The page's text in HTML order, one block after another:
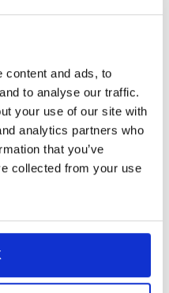
content and ads, to
to analyse our traffic.
your use of our site with
analytics partners who
that you’ve
collected from your use
y se puede
el botón
es sencillo,
retráctil, pulsa el
en el monitor
con el resto de